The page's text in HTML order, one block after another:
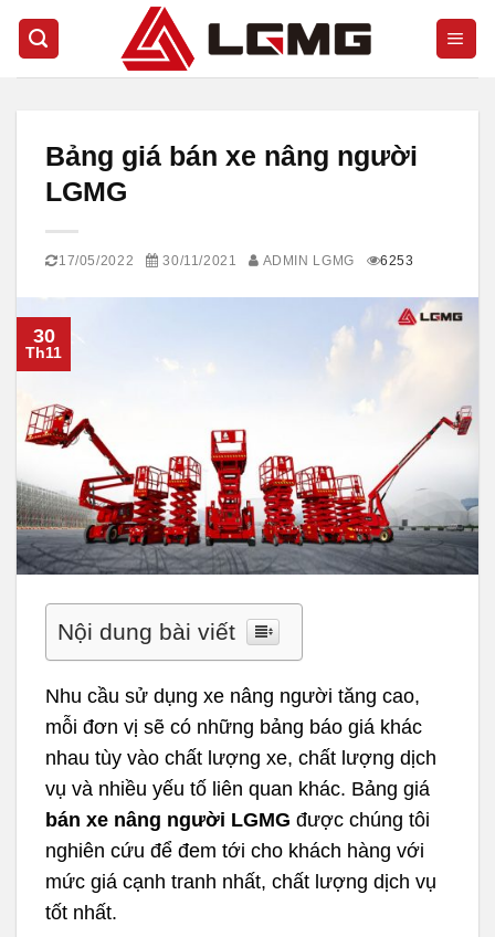
Skip
content
Bảng giá bán xe nâng người
LGMG
17/05/2022 30/11/2021 ADMIN LGMG 6253
30
Th11
Nội dung bài viết
Nhu cầu sử dụng xe nâng người tăng cao,
mỗi đơn vị sẽ có những bảng báo giá khác
nhau tùy vào chất lượng xe, chất lượng dịch
vụ và nhiều yếu tố liên quan khác. Bảng giá
bán xe nâng người LGMG được chúng tôi
nghiên cứu để đem tới cho khách hàng với
mức giá cạnh tranh nhất, chất lượng dịch vụ
tốt nhất.